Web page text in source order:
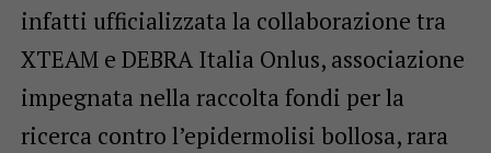
infatti ufficializzata la collaborazione tra
XTEAM e DEBRA Italia Onlus, associazione
impegnata nella raccolta fondi per la
ricerca contro l’epidermolisi bollosa, rara